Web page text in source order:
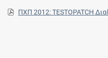
ΠΧΠ 2012: TESTOPATCH